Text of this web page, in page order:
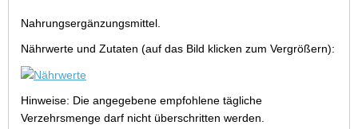
Nahrungsergänzungsmittel.
Nährwerte und Zutaten (auf das Bild klicken zum Vergrößern):
Hinweise: Die angegebene empfohlene tägliche
Verzehrsmenge darf nicht überschritten werden.